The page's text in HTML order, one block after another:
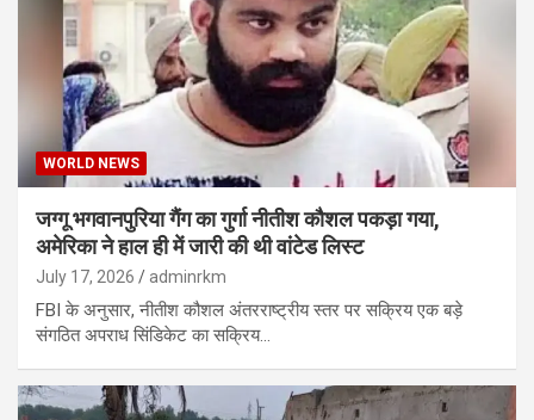
WORLD NEWS
जग्गू भगवानपुरिया गैंग का गुर्गा नीतीश कौशल पकड़ा गया,
अमेरिका ने हाल ही में जारी की थी वांटेड लिस्ट
July 17, 2026 adminrkm
FBI के अनुसार, नीतीश कौशल अंतरराष्ट्रीय स्तर पर सक्रिय एक बड़े
संगठित अपराध सिंडिकेट का सक्रिय…